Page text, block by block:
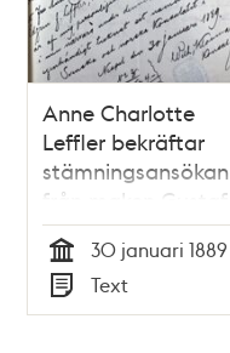
Anne Charlotte
Leffler bekräftar
stämningsansökan
från maken Gustaf
Edgren 1889
Tid
30 januari 1889
Typ
Text